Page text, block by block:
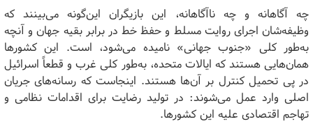
چه آگاهانه و چه ناآگاهانه، این بازیگران این‌گونه می‌بینند که
وظیفه‌شان اجرای روایت مسلط و حفظ خط در برابر بقیه جهان و آنچه
به‌طور کلی «جنوب جهانی» نامیده می‌شود، است. این کشورها
همان‌هایی هستند که ایالات متحده، به‌طور کلی غرب و قطعاً اسرائیل
در پی تحمیل کنترل بر آن‌ها هستند. اینجاست که رسانه‌های جریان
اصلی وارد عمل می‌شوند: در تولید رضایت برای اقدامات نظامی و
تهاجم اقتصادی علیه این کشورها.